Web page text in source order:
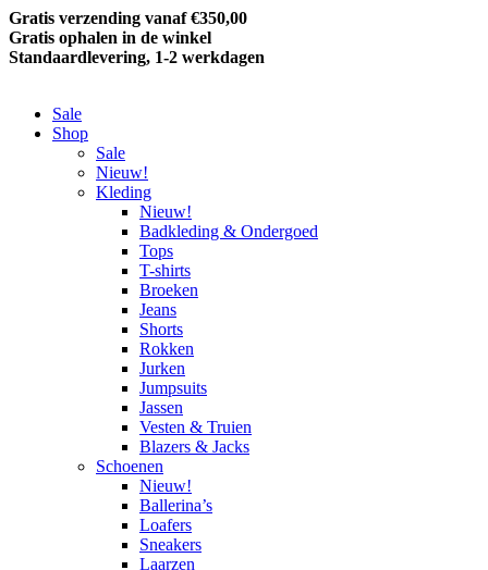
Gratis verzending vanaf €350,00
Gratis ophalen in de winkel
Standaardlevering, 1-2 werkdagen
Sale
Shop
Sale
Nieuw!
Kleding
Nieuw!
Badkleding & Ondergoed
Tops
T-shirts
Broeken
Jeans
Shorts
Rokken
Jurken
Jumpsuits
Jassen
Vesten & Truien
Blazers & Jacks
Schoenen
Nieuw!
Ballerina’s
Loafers
Sneakers
Laarzen